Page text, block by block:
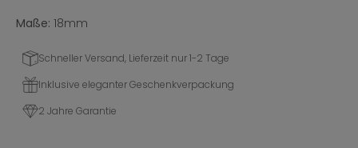
Maße: 18mm
Schneller Versand, Lieferzeit nur 1-2 Tage
Inklusive eleganter Geschenkverpackung
2 Jahre Garantie